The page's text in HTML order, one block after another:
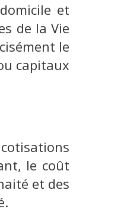
et
de la Vie
le
capitaux
le coût
et des